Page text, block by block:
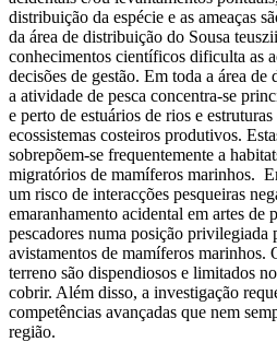
distribuição da espécie e as ameaças
da área de distribuição do Sousa
conhecimentos científicos dificulta as
decisões de gestão. Em toda a área
a atividade de pesca concentra-se
e perto de estuários de rios e
ecossistemas costeiros produtivos.
sobrepõem-se frequentemente a
migratórios de mamíferos marinhos.
um risco de interacções pesqueiras
emaranhamento acidental em artes de
pescadores numa posição privilegiada
avistamentos de mamíferos marinhos.
terreno são dispendiosos e limitados
cobrir. Além disso, a investigação
competências avançadas que nem
região.